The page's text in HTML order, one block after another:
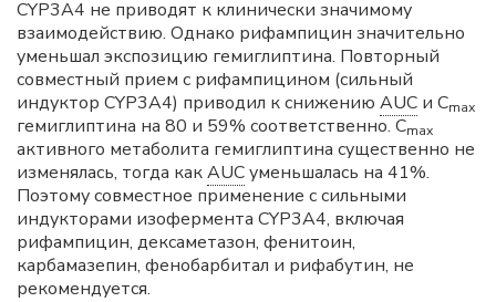
CYP3A4 не приводят к клинически значимому
взаимодействию. Однако рифампицин значительно
уменьшал экспозицию гемиглиптина. Повторный
совместный прием с рифампицином (сильный
индуктор CYP3A4) приводил к снижению AUC и Сmах
гемиглиптина на 80 и 59% соответственно. Сmах
активного метаболита гемиглиптина существенно не
изменялась, тогда какAUCуменьшалась на 41%.
Поэтому совместное применение с сильными
индукторами изофермента CYP3A4, включая
рифампицин, дексаметазон, фенитоин,
карбамазепин, фенобарбитал и рифабутин, не
рекомендуется.